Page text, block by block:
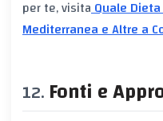
per te, visitaQuale Dieta
Mediterranea e Altre a
Fonti e